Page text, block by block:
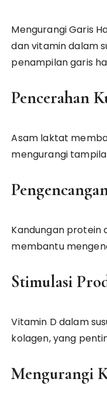
Mengurangi Garis
dan vitamin dalam
penampilan garis
Pencerahan
Asam laktat
mengurangi
Kandungan protein
membantu
Stimulasi
Vitamin D dalam
kolagen, yang
Mengurangi